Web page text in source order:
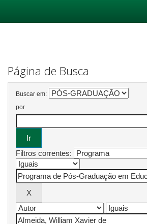
Página de Busca
Buscar em:
por
Filtros correntes: